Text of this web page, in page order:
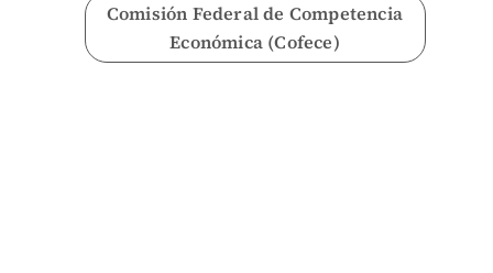
Comisión Federal de Competencia
Económica (Cofece)